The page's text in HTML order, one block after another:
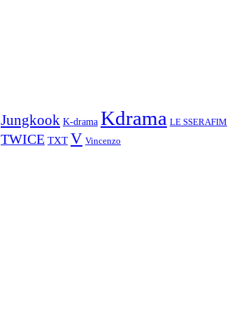
Jungkook K-drama Kdrama LE SSERAFIM
TWICE TXT V Vincenzo